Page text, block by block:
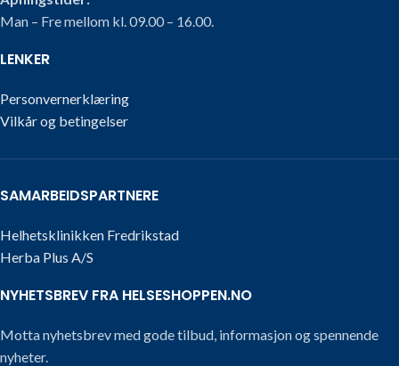
Man – Fre mellom kl. 09.00 – 16.00.
LENKER
Personvernerklæring
Vilkår og betingelser
SAMARBEIDSPARTNERE
Helhetsklinikken Fredrikstad
Herba Plus A/S
NYHETSBREV FRA HELSESHOPPEN.NO
Motta nyhetsbrev med gode tilbud, informasjon og spennende
nyheter.